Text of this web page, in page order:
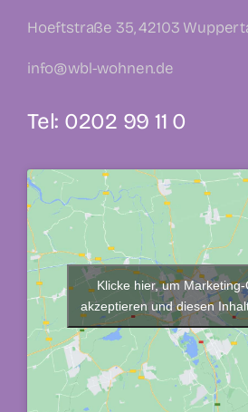
Hoeftstraße 35, 42103
info@wbl-wohnen.de
Tel: 0202 99 11 0
Klicke hier, um
akzeptieren und diesen